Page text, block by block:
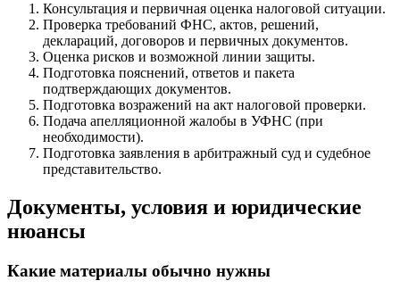
Консультация и первичная оценка налоговой ситуации.
Проверка требований ФНС, актов, решений,
деклараций, договоров и первичных документов.
Оценка рисков и возможной линии защиты.
Подготовка пояснений, ответов и пакета
подтверждающих документов.
Подготовка возражений на акт налоговой проверки.
Подача апелляционной жалобы в УФНС (при
необходимости).
Подготовка заявления в арбитражный суд и судебное
представительство.
Документы, условия и юридические
нюансы
Какие материалы обычно нужны